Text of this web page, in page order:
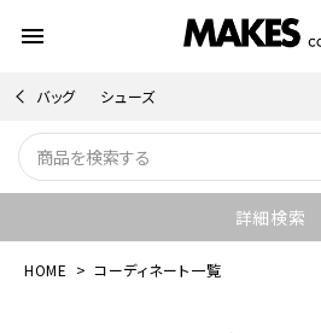
menu
バッグ シューズ
詳細検索
HOME コーディネート一覧